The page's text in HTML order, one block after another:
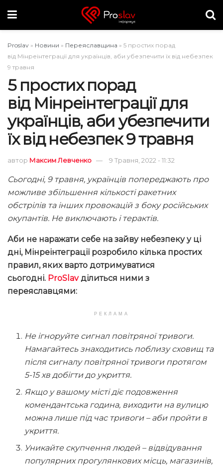
Proslav » Новини » Переяславщина » 5 простих порад
від Мінреінтеграції для українців, аби убезпечити їх від небезпек
9 травня
5 простих порад
від Мінреінтеграції для
українців, аби убезпечити
їх від небезпек 9 травня
автор Максим Левченко 9 Травня, 2022 - 11:32
Сьогодні, 9 травня, українців попереджають про
можливе збільшення кількості ракетних
обстрілів та інших провокацій з боку російських
окупантів. Не виключають і терактів.
Аби не наражати себе на зайву небезпеку у ці
дні, Мінреінтеграції розробило кілька простих
правил, яких варто дотримуватися
сьогодні. ProSlavділиться ними з
переяславцями:
РЕКЛАМА
Не ігноруйте сигнал повітряної тривоги.
Намагайтесь знаходитись поблизу сховищ та
після сигналу повітряної тривоги протягом
5-15 хв добігти до укриття.
Якщо у вашому місті діє подовження
комендантська година, виходити на вулицю
можна лише під час тривоги – аби пройти в
укриття.
Уникайте скупчення людей – відвідування
популярних прогулянкових місць, магазинів,